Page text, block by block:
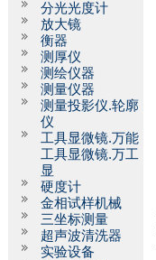
分光光度计
放大镜
衡器
测厚仪
测绘仪器
测量仪器
测量投影仪.轮廓
仪
工具显微镜.万能
工具显微镜.万工
显
硬度计
金相试样机械
三坐标测量
超声波清洗器
实验设备